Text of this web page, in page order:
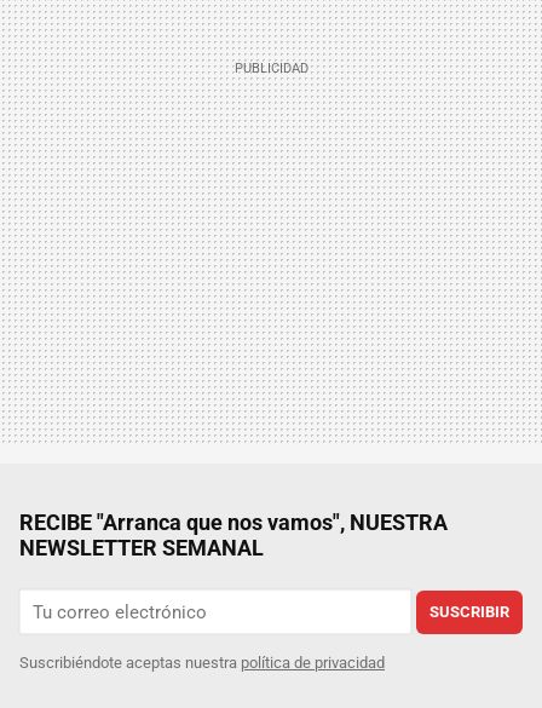
RECIBE "Arranca que nos vamos", NUESTRA
NEWSLETTER SEMANAL
SUSCRIBIR
Suscribiéndote aceptas nuestra política de privacidad